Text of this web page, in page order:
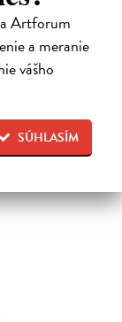
Artforum
a meranie
vášho
SÚHLASÍM
v ktorej sa
v posteli ako
či prílišného